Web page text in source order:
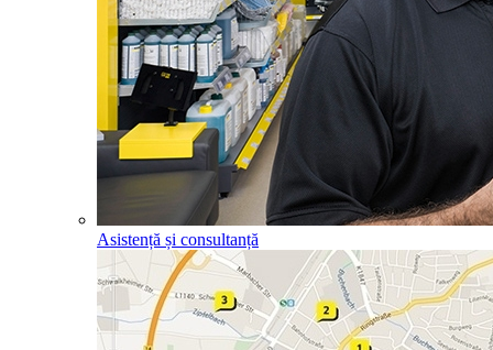
Asistență și consultanță